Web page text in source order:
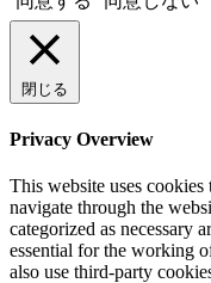
閉じる
Privacy Overview
This website uses
navigate through the
categorized as necessary
essential for the working
also use third-party